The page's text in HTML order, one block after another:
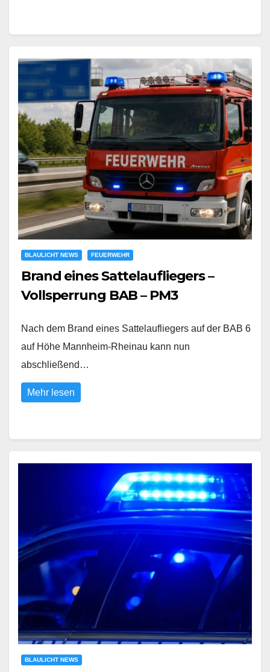
BLAULICHT NEWS FEUERWEHR
Brand eines Sattelaufliegers –
Vollsperrung BAB – PM3
Nach dem Brand eines Sattelaufliegers auf der BAB 6
auf Höhe Mannheim-Rheinau kann nun
abschließend…
Mehr lesen
BLAULICHT NEWS